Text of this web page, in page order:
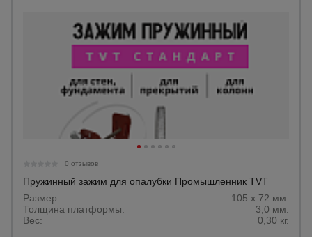
0 отзывов
Пружинный зажим для опалубки Промышленник TVT
Размер:
105 х 72 мм.
Толщина платформы:
3,0 мм.
Вес:
0,30 кг.